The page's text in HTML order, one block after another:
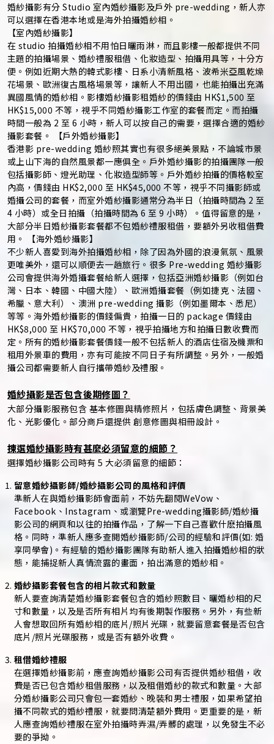
婚紗攝影有分 Studio 室內婚紗攝影及戶外 pre-wedding，新人亦
可以選擇在香港本地或是海外拍攝婚紗相。
【室內婚紗攝影】
在 studio 拍攝婚紗相不用怕日曬雨淋，而且影樓一般都提供不同
主題的拍攝場景、婚紗禮服租借、化妝造型、拍攝用具等，十分方
便。例如近期大熱的韓式影樓、日系小清新風格、波希米亞風乾燥
花場景、歐洲復古風格場景等，讓新人不用出國，也能拍攝出充滿
異國風情的婚紗相。影樓婚紗攝影租婚紗的價錢由 HK$1,500 至
HK$15,000 不等，視乎不同婚紗攝影工作室的套餐而定。而拍攝
時間一般為 2 至 6 小時，新人可以按自己的需要，選擇合適的婚紗
攝影套餐。 【戶外婚紗攝影】
香港影 pre-wedding 婚紗照其實也有很多絕美景點，不論城市景
或上山下海的自然風景都一應俱全。戶外婚紗攝影的拍攝團隊一般
包括攝影師、燈光助理、化妝造型師等。戶外婚紗拍攝的價格較室
內高，價錢由 HK$2,000 至 HK$45,000 不等，視乎不同攝影師或
婚攝公司的套餐，而室外婚紗攝影通常分為半日（拍攝時間為 2 至
4 小時）或全日拍攝（拍攝時間為 6 至 9 小時）。值得留意的是，
大部分半日婚紗攝影套餐都不包婚紗禮服租借，要額外另收租借費
用。 【海外婚紗攝影】
不少新人喜愛到海外拍攝婚紗相，除了因為外國的浪漫氣氛、風景
更唯美外，還可以順便去一趟旅行。很多 Pre-wedding 婚紗攝影
公司會提供海外婚攝套餐給新人選擇，包括亞洲婚紗攝影（例如台
灣、日本、韓國、中國大陸）、歐洲婚攝套餐（例如捷克、法國、
希臘、意大利）、澳洲 pre-wedding 攝影（例如墨爾本、悉尼）
等等。海外婚紗攝影的價錢偏貴，拍攝一日的 package 價錢由
HK$8,000 至 HK$70,000 不等，視乎拍攝地方和拍攝日數收費而
定。所有的婚紗攝影套餐價錢一般不包括新人的酒店住宿及機票和
租用外景車的費用，亦有可能按不同日子有所調整。另外，一般婚
攝公司都需要新人自行攜帶婚紗及禮服。
婚紗攝影是否包含後期修圖？
大部分攝影服務包含 基本修圖與精修照片，包括膚色調整、背景美
化、光影優化。部分商戶還提供 創意修圖與相冊設計。
揀選婚紗攝影時有甚麼必須留意的細節？
選擇婚紗攝影公司時有 5 大必須留意的細節：
留意婚紗攝影師/婚紗攝影公司的風格和評價
準新人在與婚紗攝影師會面前，不妨先翻閱WeVow、
Facebook、Instagram、或瀏覽Pre-wedding攝影師/婚紗攝
影公司的網頁和以往的拍攝作品，了解一下自己喜歡什麽拍攝風
格。同時，準新人應多查閲婚紗攝影師/公司的經驗和評價(如: 婚
享同學會)。有經驗的婚紗攝影團隊有助新人進入拍攝婚紗相的狀
態，能捕捉新人真情流露的畫面，拍出滿意的婚紗相。
婚紗攝影套餐包含的相片款式和數量
新人要查詢清楚婚紗攝影套餐包含的婚紗照數目、曬婚紗相的尺
寸和數量，以及是否所有相片均有後期製作服務。另外，有些新
人會想取回所有婚紗相的底片/照片光碟，就要留意套餐是否包含
底片/照片光碟服務，或是否有額外收費。
租借婚紗禮服
在選擇婚紗攝影前，應查詢婚紗攝影公司有否提供婚紗租借，收
費是否已包含婚紗租借服務，以及租借婚紗的款式和數量。大部
分婚紗攝影公司只會包一套婚紗、晚裝和男士禮服，如果希望拍
攝不同款式的婚紗禮服，就要問清楚額外費用。更重要的是，新
人應查詢婚紗禮服在室外拍攝時弄濕/弄髒的處理，以免發生不必
要的爭拗。